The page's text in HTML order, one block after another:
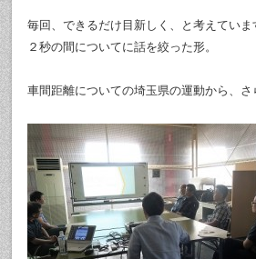
毎回、できるだけ目新しく、と考えてい
２秒の間についてに話を絞った形。
車間距離についての埼玉県の運動から、